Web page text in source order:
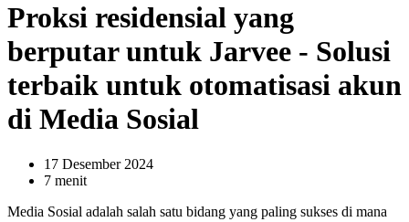
Proksi residensial yang
berputar untuk Jarvee - Solusi
terbaik untuk otomatisasi akun
di Media Sosial
17 Desember 2024
7 menit
Media Sosial adalah salah satu bidang yang paling sukses di mana